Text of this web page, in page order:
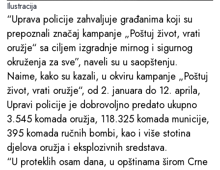
Ilustracija
“Uprava policije zahvaljuje građanima koji su
prepoznali značaj kampanje „Poštuj život, vrati
oružje“ sa ciljem izgradnje mirnog i sigurnog
okruženja za sve”, naveli su u saopštenju.
Naime, kako su kazali, u okviru kampanje „Poštuj
život, vrati oružje“, od 2. januara do 12. aprila,
Upravi policije je dobrovoljno predato ukupno
3.545 komada oružja, 118.325 komada municije,
395 komada ručnih bombi, kao i više stotina
djelova oružja i eksplozivnih sredstava.
“U proteklih osam dana, u opštinama širom Crne